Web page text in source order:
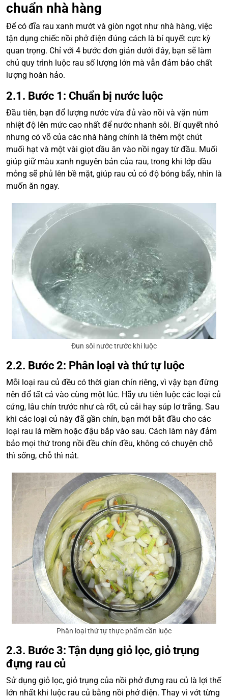
chuẩn nhà hàng
Để có đĩa rau xanh mướt và giòn ngọt như nhà hàng, việc
tận dụng chiếc nồi phở điện đúng cách là bí quyết cực kỳ
quan trọng. Chỉ với 4 bước đơn giản dưới đây, bạn sẽ làm
chủ quy trình luộc rau số lượng lớn mà vẫn đảm bảo chất
lượng hoàn hảo.
2.1. Bước 1: Chuẩn bị nước luộc
Đầu tiên, bạn đổ lượng nước vừa đủ vào nồi và vặn núm
nhiệt độ lên mức cao nhất để nước nhanh sôi. Bí quyết nhỏ
nhưng có võ của các nhà hàng chính là thêm một chút
muối hạt và một vài giọt dầu ăn vào nồi ngay từ đầu. Muối
giúp giữ màu xanh nguyên bản của rau, trong khi lớp dầu
mỏng sẽ phủ lên bề mặt, giúp rau củ có độ bóng bẩy, nhìn là
muốn ăn ngay.
Đun sôi nước trước khi luộc
2.2. Bước 2: Phân loại và thứ tự luộc
Mỗi loại rau củ đều có thời gian chín riêng, vì vậy bạn đừng
nên đổ tất cả vào cùng một lúc. Hãy ưu tiên luộc các loại củ
cứng, lâu chín trước như cà rốt, củ cải hay súp lơ trắng. Sau
khi các loại củ này đã gần chín, bạn mới bắt đầu cho các
loại rau lá mềm hoặc đậu bắp vào sau. Cách làm này đảm
bảo mọi thứ trong nồi đều chín đều, không có chuyện chỗ
thì sống, chỗ thì nát.
Phân loại thứ tự thực phẩm cần luộc
2.3. Bước 3: Tận dụng giỏ lọc, giỏ trụng
đựng rau củ
Sử dụng giỏ lọc, giỏ trụng của nồi phở đựng rau củ là lợi thế
lớn nhất khi luộc rau củ bằng nồi phở điện. Thay vì vớt từng